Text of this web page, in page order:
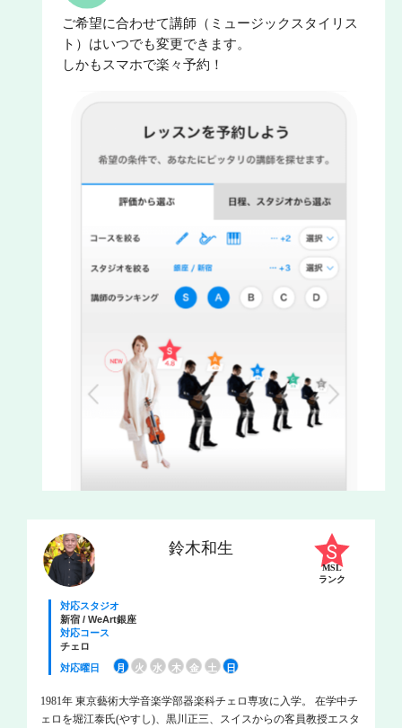
鈴木和生
MSL
ランク
対応スタジオ
新宿 / WeArt銀座
対応コース
チェロ
対応曜日
月 火 水 木 金 土 日
1981年 東京藝術大学音楽学部器楽科チェロ専攻に入学。 在学中チ
ェロを堀江泰氏(やすし)、黒川正三、スイスからの客員教授エスタ